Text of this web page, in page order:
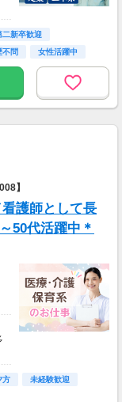
二新卒歓迎
不問 女性活躍中
】
護師として長
50代活躍中＊
方
未経験歓迎